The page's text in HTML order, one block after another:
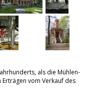
als die Mühlen-
vom Verkauf des